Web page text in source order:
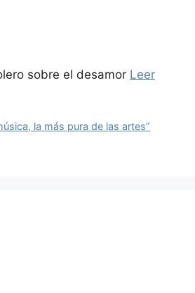
sobre el desamor Leer
la más pura de las artes”